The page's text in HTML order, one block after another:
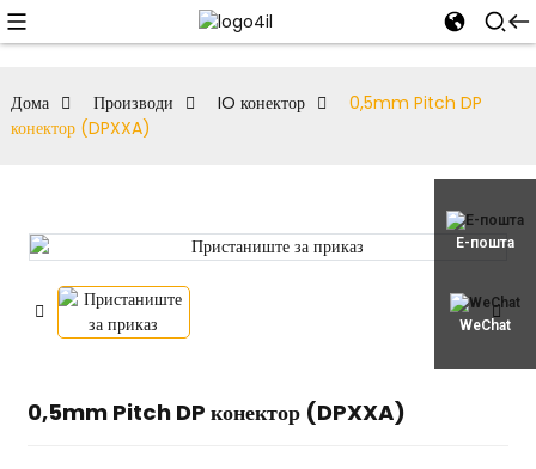
Е-пошта
WeChat
Дома Производи IO конектор
0,5mm Pitch DP
конектор (DPXXA)
0,5mm Pitch DP конектор (DPXXA)